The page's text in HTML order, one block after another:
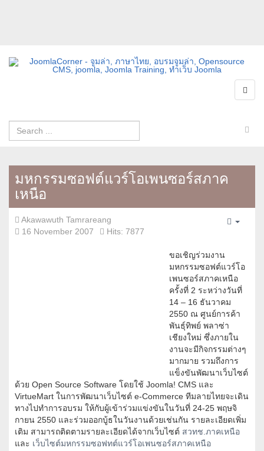
มหกรรมซอฟต์แวร์โอเพนซอร์สภาค
เหนือ
Akawawuth Tamrareang
16 November 2007
Hits: 7877
ขอเชิญร่วมงาน
มหกรรมซอฟต์แวร์โอ
เพนซอร์สภาคเหนือ
ครั้งที่ 2 ระหว่างวันที่
14 – 16 ธันวาคม
2550 ณ ศูนย์การค้า
พันธุ์ทิพย์ พลาซ่า
เชียงใหม่ ซึ่งภายใน
งานจะมีกิจกรรมต่างๆ
มากมาย รวมถึงการ
แข็งขันพัฒนาเว็บไซต์
ด้วย Open Source Software โดยใช้ Joomla! CMS และ
VirtueMart ในการพัฒนาเว็บไซต์ e-Commerce ทีมลายไทยจะเดิน
ทางไปทำการอบรม ให้กับผู้เข้าร่วมแข่งขันในวันที่ 24-25 พฤษจิ
กายน 2550 และร่วมออกบู้ธในวันงานด้วยเช่นกัน รายละเอียดเพิ่ม
เติม สามารถติดตามรายละเอียดได้จากเว็บไซต์ สวทช.ภาคเหนือ
และ เว็บไซต์มหกรรมซอฟทต์แวร์โอเพนซอร์สภาคเหนือ